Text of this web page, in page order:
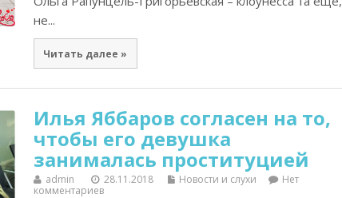
не...
Читать далее »
Илья Яббаров согласен на то,
чтобы его девушка
занималась проституцией
admin 28.11.2018 Новости и слухи
Нет
комментариев